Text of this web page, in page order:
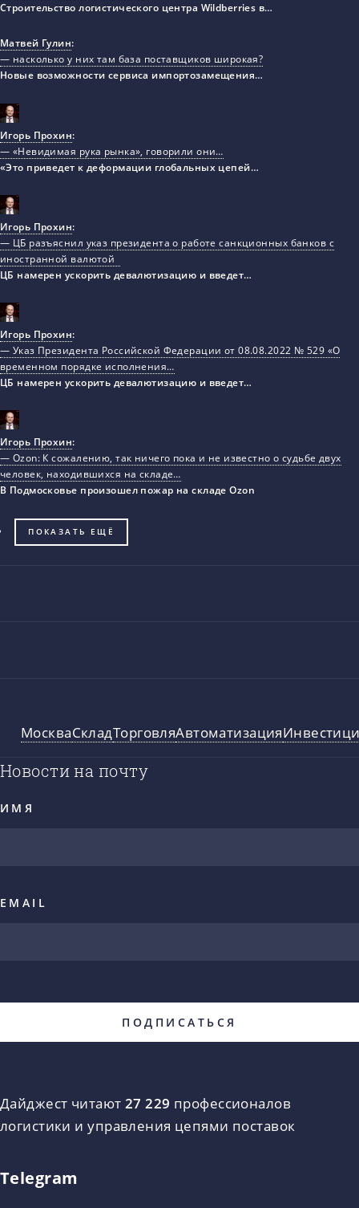
Строительство логистического центра Wildberries в…
Матвей Гулин:
— насколько у них там база поставщиков широкая?
Новые возможности сервиса импортозамещения…
Игорь Прохин:
— «Невидимая рука рынка», говорили они…
«Это приведет к деформации глобальных цепей…
Игорь Прохин:
— ЦБ разъяснил указ президента о работе санкционных банков с
иностранной валютой
ЦБ намерен ускорить девалютизацию и введет…
Игорь Прохин:
— Указ Президента Российской Федерации от 08.08.2022 № 529 «О
временном порядке исполнения…
ЦБ намерен ускорить девалютизацию и введет…
Игорь Прохин:
— Ozon: К сожалению, так ничего пока и не известно о судьбе двух
человек, находившихся на складе…
В Подмосковье произошел пожар на складе Ozon
ПОКАЗАТЬ ЕЩЁ
МоскваСкладТорговляАвтоматизация
Новости на почту
ИМЯ
EMAIL
Дайджест читают 27 229 профессионалов
логистики и управления цепями поставок
Telegram